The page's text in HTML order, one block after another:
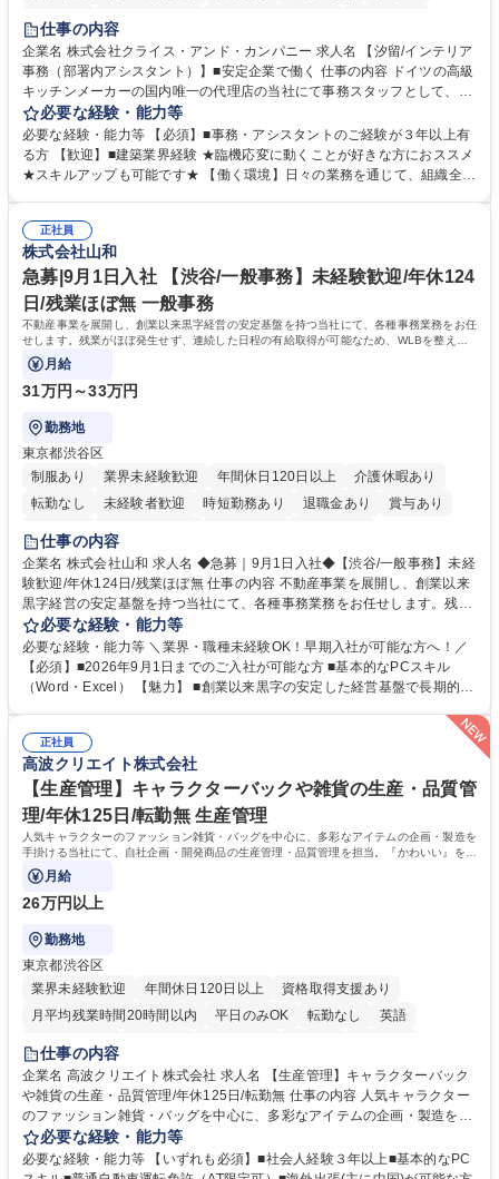
育休あり
完全週休2日制
駅近5分以内
土日祝休み
仕事の内容
企業名 株式会社クライス・アンド・カンパニー 求人名 【汐留/インテリア
事務（部署内アシスタント）】■安定企業で働く 仕事の内容 ドイツの高級
キッチンメーカーの国内唯一の代理店の当社にて事務スタッフとして、部
署内の事務業務全般をお任せいたします。 裁量を持って働いていただける
ため、スキルアップも可能です。 【部署内の事務業務全般】 ■サンプルの
仕分け・整理 ■電話応対 ■書類作成（会議資料、お客様宛請求書、支払書
類を取りまとめて経理へ提出等） ■ショールームアテンド・運営・予約業
インテリア事務（部署内アシスタント）】■安定企業で働く
必要な経験・能力等
必要な経験・能力等 【必須】■事務・アシスタントのご経験が３年以上有
る方 【歓迎】■建築業界経験 ★臨機応変に動くことが好きな方におススメ
★スキルアップも可能です★ 【働く環境】日々の業務を通じて、組織全体
ームとの協力や新しいアイデアを活かす場もあり、やりがいを感じながら
働けます。 【歓迎】 ■インテリアの業界のご経験が有る方■PCの作業に慣
れている方 学歴・資格 学歴：大学院 大学 高専 短大 専修学校 語学力： 資
格：
正社員
株式会社山和
急募|9月1日入社 【渋谷/一般事務】未経験歓迎/年休124
日/残業ほぼ無 一般事務
不動産事業を展開し、創業以来黒字経営の安定基盤を持つ当社にて、各種事務業務をお任
せします。残業がほぼ発生せず、連続した日程の有給取得が可能なため、WLBを整えた
い方にお勧めの環境です！
月給
31万円～33万円
勤務地
東京都渋谷区
制服あり
業界未経験歓迎 年間休日120日以上
介護休暇あり
転勤なし
未経験者歓迎 時短勤務あり 退職金あり
賞与あり
育休あり
完全週休2日制
仕事の内容
企業名 株式会社山和 求人名 ◆急募｜9月1日入社◆【渋谷/一般事務】未経
験歓迎/年休124日/残業ほぼ無 仕事の内容 不動産事業を展開し、創業以来
黒字経営の安定基盤を持つ当社にて、各種事務業務をお任せします。残業
がほぼ発生せず、連続した日程の有給取得が可能なため、WLBを整えたい
方にお勧めの環境です！ 入社後はOJTを通じて丁寧に研修を行いますの
で、事務未経験の方でも安心して臨むことができます。 【業務詳細】■電
話・来客対応 ■物件の鍵や社内の備品管理 ■データ入力や書類作成 ■契約
必要な経験・能力等
必要な経験・能力等 ＼業界・職種未経験OK！早期入社が可能な方へ！／
【必須】■2026年9月1日までのご入社が可能な方 ■基本的なPCスキル
（Word・Excel） 【魅力】 ■創業以来黒字の安定した経営基盤で長期的に
両立が可能 ■有給取得を積極的に推奨、年間10日程度の取得実績 ■1ヶ月
のOJTで業務を習得可能、未経験でもしっかりサポート 学歴・資格 学
歴：大学院 大学 高専 短大 語学力： 資格：
正社員
高波クリエイト株式会社
【生産管理】キャラクターバックや雑貨の生産・品質管
理/年休125日/転勤無 生産管理
人気キャラクターのファッション雑貨・バッグを中心に、多彩なアイテムの企画・製造を
手掛ける当社にて、自社企画・開発商品の生産管理・品質管理を担当。『かわいい』を届
けるやりがいのあるポジションです。
月給
26万円以上
勤務地
東京都渋谷区
業界未経験歓迎
年間休日120日以上
資格取得支援あり
月平均残業時間20時間以内
平日のみOK 転勤なし
英語
住宅手当あり
完全週休2日制
交通費支給 駅近5分以内 中国語 土日祝休み
仕事の内容
企業名 高波クリエイト株式会社 求人名 【生産管理】キャラクターバック
や雑貨の生産・品質管理/年休125日/転勤無 仕事の内容 人気キャラクター
のファッション雑貨・バッグを中心に、多彩なアイテムの企画・製造を手
掛ける当社にて、自社企画・開発商品の生産管理・品質管理を担当。『か
わいい』を届けるやりがいのあるポジションです。 有名ブランドやキャラ
クターライセンスを活用した商品の企画・開発・販売を行っています。企
必要な経験・能力等
必要な経験・能力等 【いずれも必須】■社会人経験３年以上■基本的なPC